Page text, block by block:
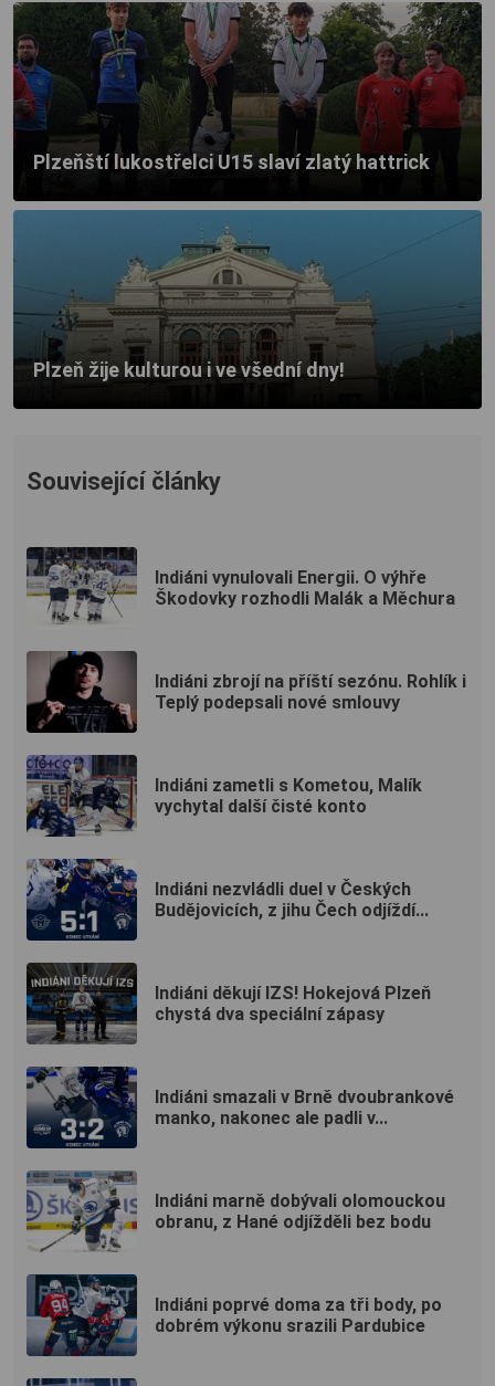
Plzeňští lukostřelci U15 slaví zlatý hattrick
Plzeň žije kulturou i ve všední dny!
Související články
Indiáni vynulovali Energii. O výhře
Škodovky rozhodli Malák a Měchura
Indiáni zbrojí na příští sezónu. Rohlík i
Teplý podepsali nové smlouvy
Indiáni zametli s Kometou, Malík
vychytal další čisté konto
Indiáni nezvládli duel v Českých
Budějovicích, z jihu Čech odjíždí...
Indiáni děkují IZS! Hokejová Plzeň
chystá dva speciální zápasy
Indiáni smazali v Brně dvoubrankové
manko, nakonec ale padli v...
Indiáni marně dobývali olomouckou
obranu, z Hané odjížděli bez bodu
Indiáni poprvé doma za tři body, po
dobrém výkonu srazili Pardubice